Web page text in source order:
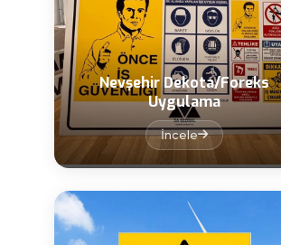
Nevşehir Dekota/Foreks
Uygulama
İncele